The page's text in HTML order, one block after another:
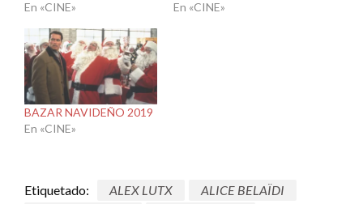
En «CINE» En «CINE»
BAZAR NAVIDEÑO 2019
En «CINE»
Etiquetado: ALEX LUTX
ALICE BELAÏDI